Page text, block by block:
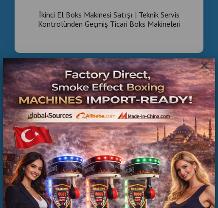
×
İkinci El Boks Makinesi Satışı | Teknik Servis
Kontrolünden Geçmiş Ticari Boks Makineleri